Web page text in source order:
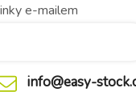
e-mailem
info@easy-